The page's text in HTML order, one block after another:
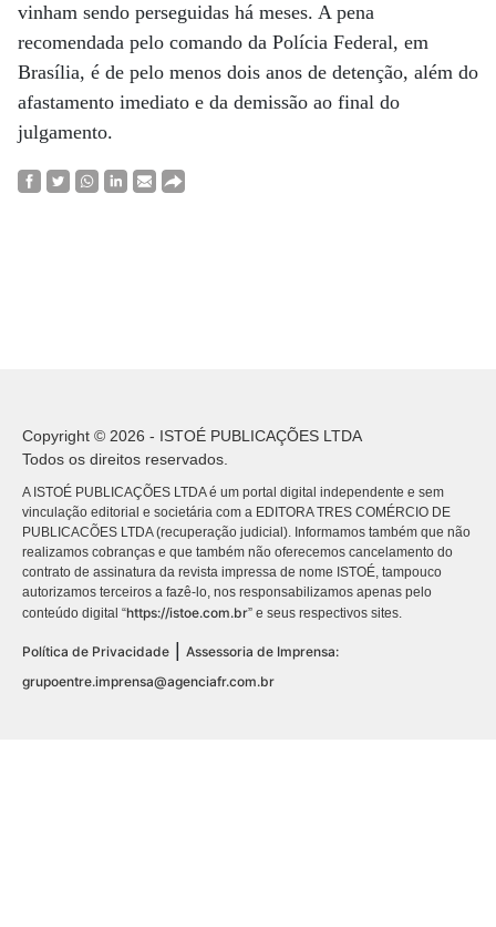
vinham sendo perseguidas há meses. A pena
recomendada pelo comando da Polícia Federal, em
Brasília, é de pelo menos dois anos de detenção, além do
afastamento imediato e da demissão ao final do
julgamento.
Copyright © 2026 - ISTOÉ PUBLICAÇÕES LTDA
Todos os direitos reservados.
A ISTOÉ PUBLICAÇÕES LTDA é um portal digital independente e sem
vinculação editorial e societária com a EDITORA TRES COMÉRCIO DE
PUBLICACÕES LTDA (recuperação judicial). Informamos também que não
realizamos cobranças e que também não oferecemos cancelamento do
contrato de assinatura da revista impressa de nome ISTOÉ, tampouco
autorizamos terceiros a fazê-lo, nos responsabilizamos apenas pelo
conteúdo digital “https://istoe.com.br” e seus respectivos sites.
Política de Privacidade
Assessoria de Imprensa:
grupoentre.imprensa@agenciafr.com.br